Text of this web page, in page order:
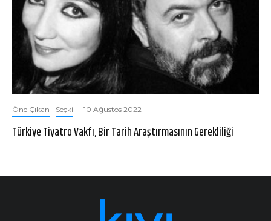
Öne Çıkan Seçki · 10 Ağustos 2022
Türkiye Tiyatro Vakfı, Bir Tarih Araştırmasının Gerekliliği